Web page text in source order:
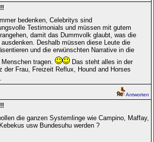
bedenken, Celebritys sind
Testimonials und müssen mit gutem
damit das Dummvolk glaubt, was die
Deshalb müssen diese Leute die
und die erwünschten Narrative in die
tragen.
Das steht alles in der
der Frau, Freizeit Reflux, Hound and Horses
Antworten
die ganzen Systemlinge wie Campino, Maffay,
usw Bundesuhu werden ?